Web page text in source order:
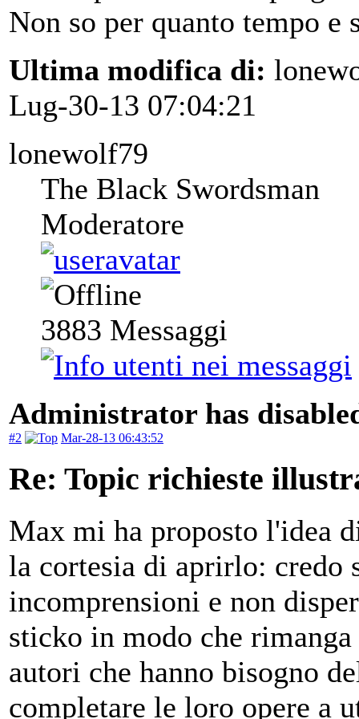
Non so per quanto tempo e
Ultima modifica di:
Lug-30-13 07:04:21
lonewolf79
The Black Swordsman
Moderatore
3883 Messaggi
Administrator has
#2 Mar-28-13 06:43:52
Re: Topic richieste
Max mi ha proposto l'idea
la cortesia di aprirlo: credo
incomprensioni e non
sticko in modo che
autori che hanno bisogno
completare le loro opere a